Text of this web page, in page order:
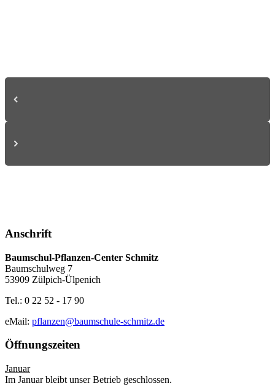
Anschrift
Baumschul-Pflanzen-Center Schmitz
Baumschulweg 7
53909 Zülpich-Ülpenich
Tel.: 0 22 52 - 17 90
eMail: pflanzen@baumschule-schmitz.de
Öffnungszeiten
Januar
Im Januar bleibt unser Betrieb geschlossen.